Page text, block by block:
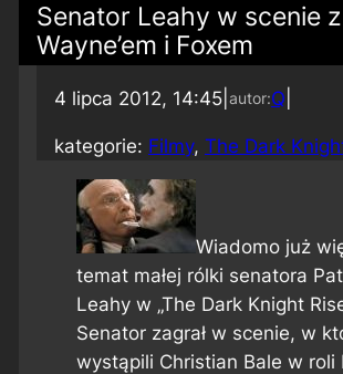
Senator Leahy w scenie z
Wayne’em i Foxem
4 lipca 2012, 14:45| autor:Q
kategorie: Filmy, The Dark
Wiadomo już
temat małej rólki senatora
Leahy w „The Dark Knight
Senator zagrał w scenie, w
wystąpili Christian Bale w roli